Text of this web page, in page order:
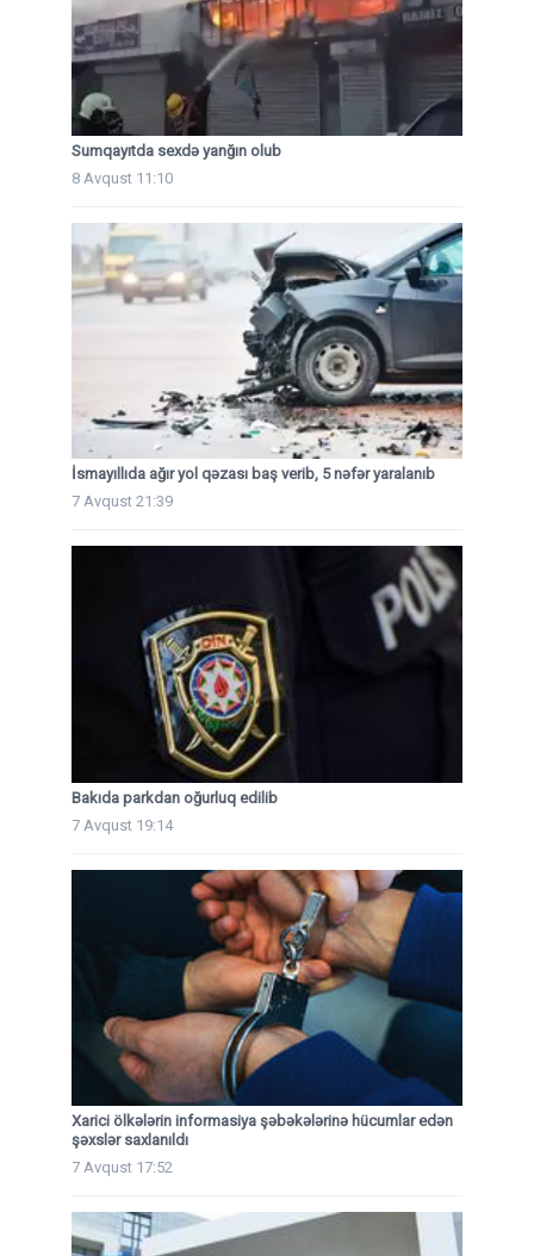
Sumqayıtda sexdə yanğın olub
8 Avqust 11:10
İsmayıllıda ağır yol qəzası baş verib, 5 nəfər yaralanıb
7 Avqust 21:39
Bakıda parkdan oğurluq edilib
7 Avqust 19:14
Xarici ölkələrin informasiya şəbəkələrinə hücumlar edən
şəxslər saxlanıldı
7 Avqust 17:52